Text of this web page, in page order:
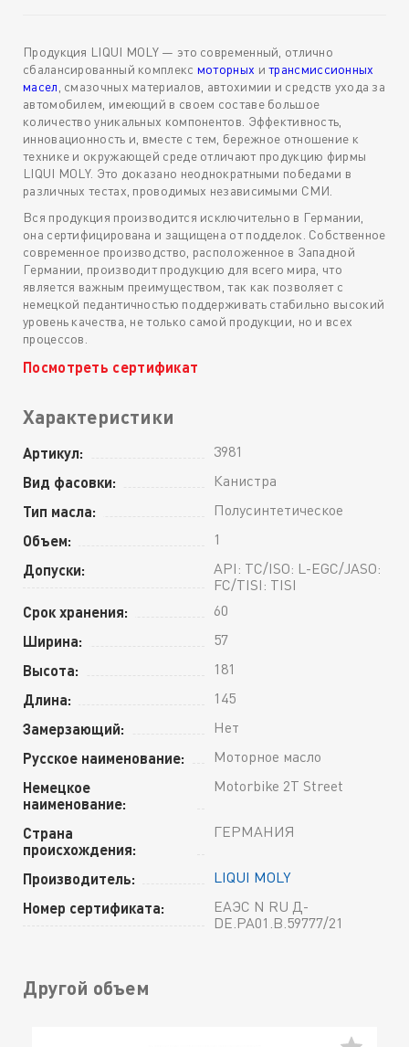
Продукция LIQUI MOLY — это современный, отлично
сбалансированный комплекс моторных итрансмиссионных
масел , смазочных материалов, автохимии и средств ухода за
автомобилем, имеющий в своем составе большое
количество уникальных компонентов. Эффективность,
инновационность и, вместе с тем, бережное отношение к
технике и окружающей среде отличают продукцию фирмы
LIQUI MOLY. Это доказано неоднократными победами в
различных тестах, проводимых независимыми СМИ.
Вся продукция производится исключительно в Германии,
она сертифицирована и защищена от подделок. Собственное
современное производство, расположенное в Западной
Германии, производит продукцию для всего мира, что
является важным преимуществом, так как позволяет с
немецкой педантичностью поддерживать стабильно высокий
уровень качества, не только самой продукции, но и всех
процессов.
Посмотреть сертификат
Характеристики
Артикул: 3981
Вид фасовки: Канистра
Тип масла: Полусинтетическое
Объем: 1
Допуски:
API: TC/ISO: L-EGC/JASO:
FC/TISI: TISI
Срок хранения: 60
Ширина: 57
Высота: 181
Длина: 145
Замерзающий: Нет
Русское наименование: Моторное масло
Немецкое
наименование:
Motorbike 2T Street
Страна
происхождения:
ГЕРМАНИЯ
Производитель: LIQUI MOLY
Номер сертификата:
ЕАЭС N RU Д-
DE.РА01.В.59777/21
Другой объем